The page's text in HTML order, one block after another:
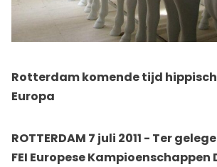
Rotterdam komende tijd
Europa
ROTTERDAM 7 juli 2011 - Ter
FEI Europese Kampioenschappen